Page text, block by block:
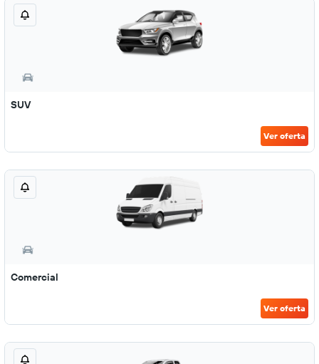
SUV
Ver oferta
Comercial
Ver oferta